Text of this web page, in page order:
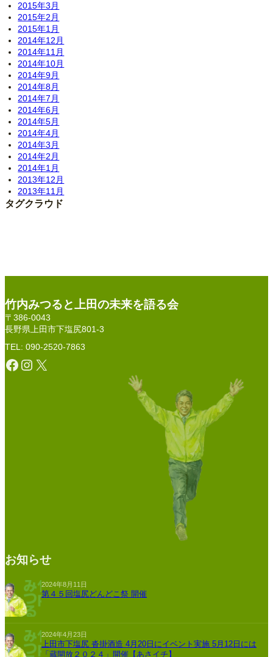
2015年3月
2015年2月
2015年1月
2014年12月
2014年11月
2014年10月
2014年9月
2014年8月
2014年7月
2014年6月
2014年5月
2014年4月
2014年3月
2014年2月
2014年1月
2013年12月
2013年11月
タグクラウド
竹内みつると上田の未来を語る会
〒386-0043
長野県上田市下塩尻801-3
TEL: 090-2520-7863
Facebook Instagram X
お知らせ
2024年8月11日
第４５回塩尻どんどこ祭 開催
2024年4月23日
上田市下塩尻 沓掛酒造 4月20日にイベント実施 5月12日には
「蔵開放２０２４」開催【あさイチ】